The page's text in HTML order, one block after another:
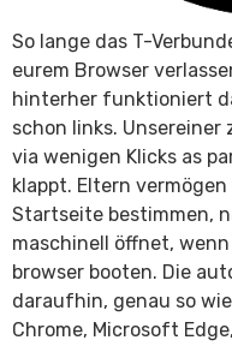
So lange das T-
eurem Browser
hinterher funktioniert
schon links.
via wenigen Klicks as
klappt. Eltern
Startseite bestimmen,
maschinell öffnet,
browser booten. Die
daraufhin, genau so
Chrome, Microsoft